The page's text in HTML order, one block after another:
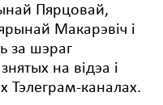
Пярцовай,
Макарэвіч і
за шэраг
на відэа і
Тэлеграм-каналах.